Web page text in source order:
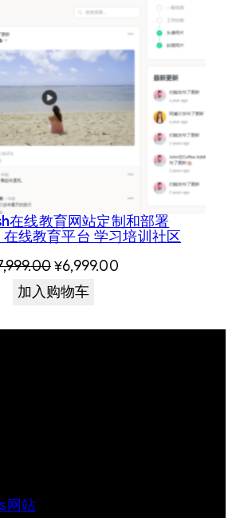
在线教育网站定制和部署
线教育平台 学习培训社区
原
价
¥6,999.00当
加入购物车
网站